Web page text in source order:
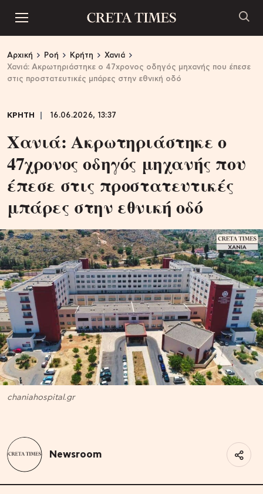
Αρχική Ροή Κρήτη
Χανιά
Χανιά: Ακρωτηριάστηκε ο 47χρονος οδηγός μηχανής που έπεσε
στις προστατευτικές μπάρες στην εθνική οδό
ΚΡΗΤΗ 16.06.2026, 13:37
Χανιά: Ακρωτηριάστηκε ο
47χρονος οδηγός μηχανής που
έπεσε στις προστατευτικές
μπάρες στην εθνική οδό
chaniahospital.gr
Newsroom